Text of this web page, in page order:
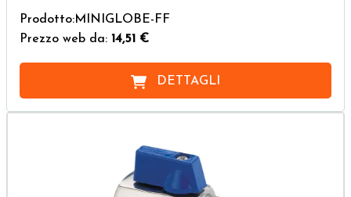
Prodotto:MINIGLOBE-FF
Prezzo web da: 14,51 €
DETTAGLI